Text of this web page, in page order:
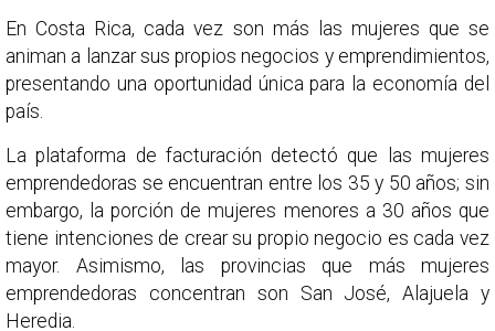
En Costa Rica, cada vez son más las mujeres que se
animan a lanzar sus propios negocios y emprendimientos,
presentando una oportunidad única para la economía del
país.
La plataforma de facturación detectó que las mujeres
emprendedoras se encuentran entre los 35 y 50 años; sin
embargo, la porción de mujeres menores a 30 años que
tiene intenciones de crear su propio negocio es cada vez
mayor. Asimismo, las provincias que más mujeres
emprendedoras concentran son San José, Alajuela y
Heredia.